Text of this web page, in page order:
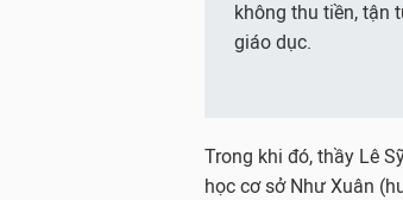
không thu tiền, tận
giáo dục.
Trong khi đó, thầy Lê
học cơ sở Như Xuân